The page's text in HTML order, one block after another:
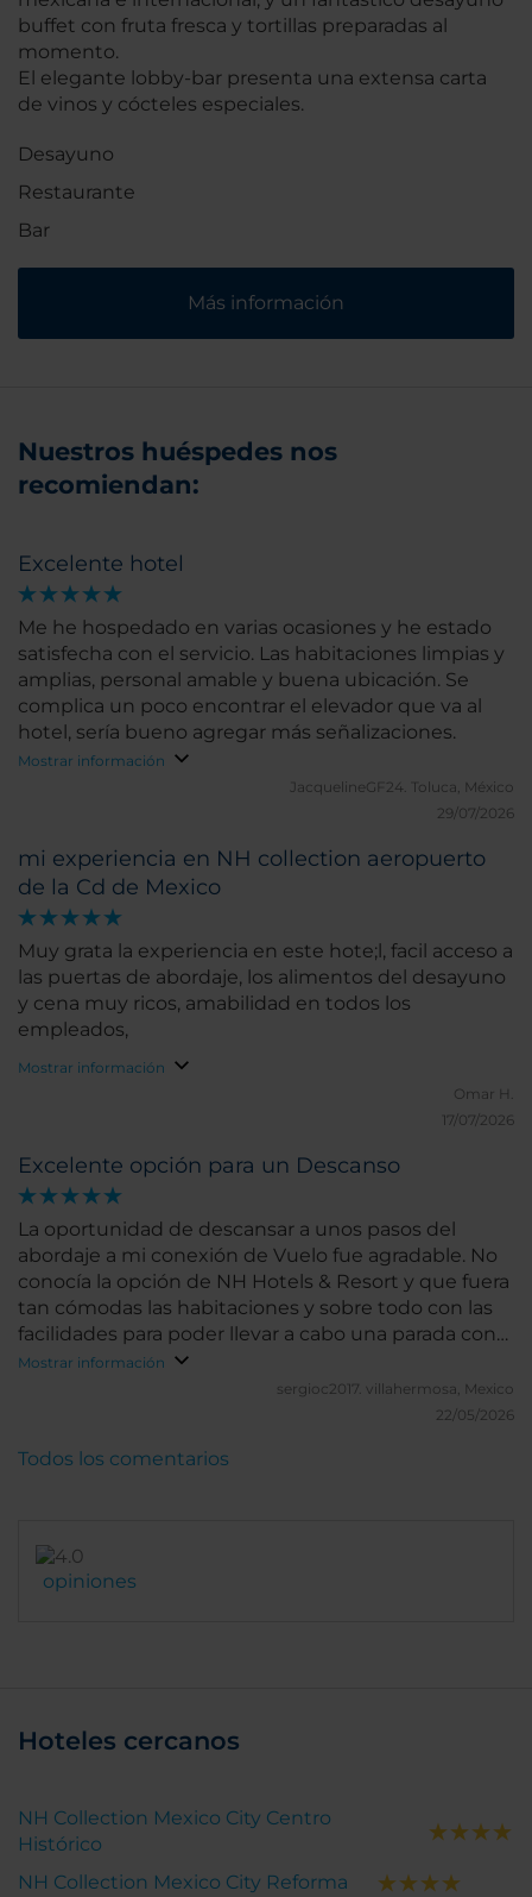
buffet con fruta fresca y tortillas preparadas al
momento.
El elegante lobby-bar presenta una extensa carta
de vinos y cócteles especiales.
Desayuno
Restaurante
Bar
Más información
Nuestros huéspedes nos
recomiendan:
Excelente hotel
Me he hospedado en varias ocasiones y he estado
satisfecha con el servicio. Las habitaciones limpias y
amplias, personal amable y buena ubicación. Se
complica un poco encontrar el elevador que va al
hotel, sería bueno agregar más señalizaciones.
Mostrar información
JacquelineGF24.
Toluca, México
29/07/2026
mi experiencia en NH collection aeropuerto
de la Cd de Mexico
Muy grata la experiencia en este hote;l, facil acceso a
las puertas de abordaje, los alimentos del desayuno
y cena muy ricos, amabilidad en todos los
empleados,
Mostrar información
Omar H.
17/07/2026
Excelente opción para un Descanso
La oportunidad de descansar a unos pasos del
abordaje a mi conexión de Vuelo fue agradable. No
conocía la opción de NH Hotels & Resort y que fuera
tan cómodas las habitaciones y sobre todo con las
facilidades para poder llevar a cabo una parada con
un excelente descanso.
Mostrar información
sergioc2017. villahermosa, Mexico
22/05/2026
opiniones
Todos los comentarios
Hoteles cercanos
NH Collection Mexico City Centro
Histórico
NH Collection Mexico City Reforma